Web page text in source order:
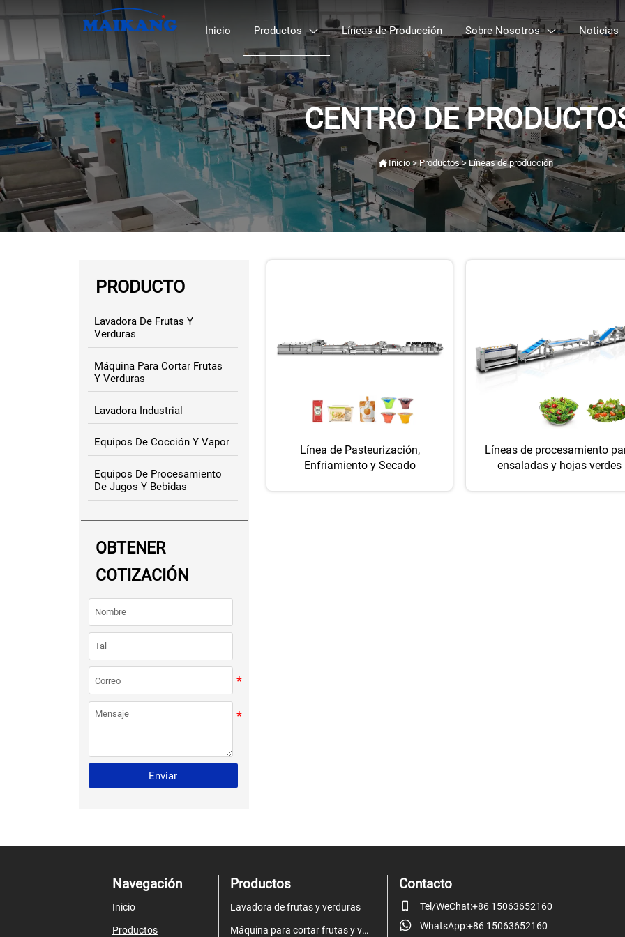
Inicio Productos  Líneas de Producción Sobre Nosotros  Noticias
CENTRO DE
 Inicio>Productos> Líneas de producción
PRODUCTO
Lavadora De Frutas Y
Verduras
Máquina Para Cortar Frutas
Y Verduras
Lavadora Industrial
Equipos De Cocción Y Vapor
Equipos De Procesamiento
De Jugos Y Bebidas
OBTENER
COTIZACIÓN
Enviar
Línea de Pasteurización,
Enfriamiento y Secado
Líneas de procesamiento
ensaladas y hojas verdes
Navegación
Inicio
Productos
Productos
Lavadora de frutas y verduras
Máquina para cortar frutas y verduras
Contacto
 Tel/WeChat:+86 15063652160
 WhatsApp:+86 15063652160